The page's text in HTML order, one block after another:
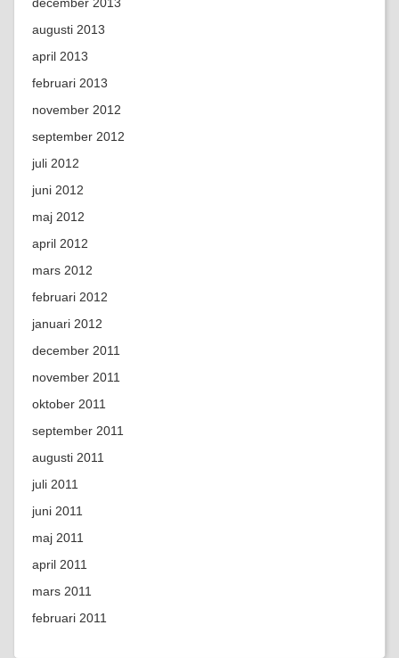
augusti 2013
april 2013
februari 2013
november 2012
september 2012
juli 2012
juni 2012
maj 2012
april 2012
mars 2012
februari 2012
januari 2012
december 2011
november 2011
oktober 2011
september 2011
augusti 2011
juli 2011
juni 2011
maj 2011
april 2011
mars 2011
februari 2011